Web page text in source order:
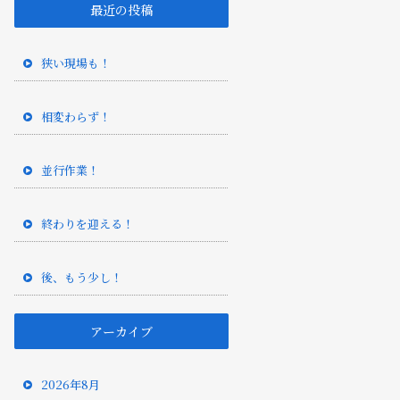
最近の投稿
狭い現場も！
相変わらず！
並行作業！
終わりを迎える！
後、もう少し！
アーカイブ
2026年8月